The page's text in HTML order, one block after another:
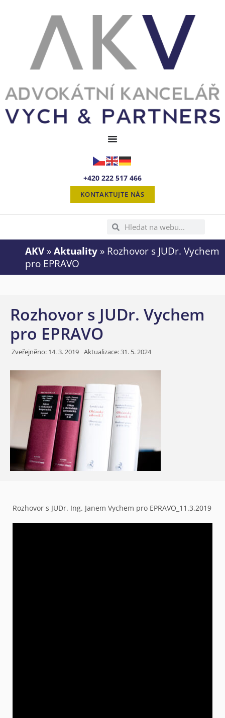
+420 222 517 466
KONTAKTUJTE NÁS
AKV» Aktuality » Rozhovor s JUDr. Vychem
pro EPRAVO
Rozhovor s JUDr. Vychem
pro EPRAVO
Zveřejněno: 14. 3. 2019 Aktualizace: 31. 5. 2024
Rozhovor s JUDr. Ing. Janem Vychem pro EPRAVO_11.3.2019